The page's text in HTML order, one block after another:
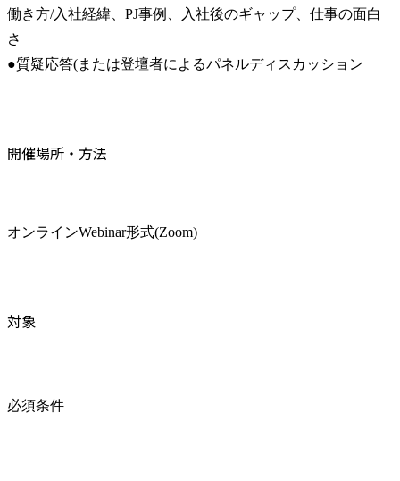
働き方/入社経緯、PJ事例、入社後のギャップ、仕事の面白
さ
●質疑応答(または登壇者によるパネルディスカッション
開催場所・方法
オンラインWebinar形式(Zoom)
対象
必須条件